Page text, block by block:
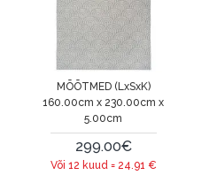
MÕÕTMED (LxSxK)
160.00cm x 230.00cm x
5.00cm
299.00€
Või 12 kuud = 24.91 €